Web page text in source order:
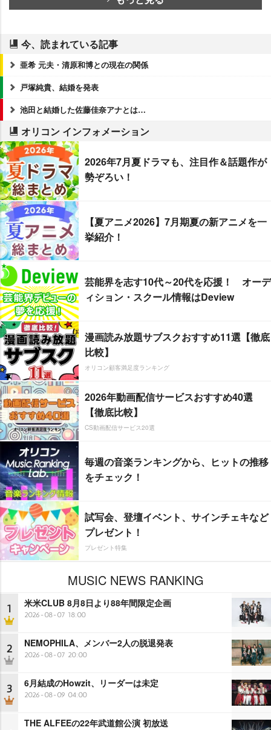
今、読まれている記事
亜希 元夫・清原和博との現在の関係
戸塚純貴、結婚を発表
池田と結婚した佐藤佳奈アナとは…
オリコン インフォメーション
2026年7月夏ドラマも、注目作＆話題作が
勢ぞろい！
【夏アニメ2026】7月期夏の新アニメを一
挙紹介！
芸能界を志す10代～20代を応援！ オーデ
ィション・スクール情報はDeview
漫画読み放題サブスクおすすめ11選【徹底
比較】
オリコン顧客満足度ランキング
2026年動画配信サービスおすすめ40選
【徹底比較】
CS動画配信サービス20選
毎週の音楽ランキングから、ヒットの推移
をチェック！
試写会、登壇イベント、サインチェキなど
プレゼント！
プレゼント特集
MUSIC NEWS RANKING
1 米米CLUB 8月8日より88年間限定企画
2026-08-07 18:00
2 NEMOPHILA、メンバー2人の脱退発表
2026-08-07 20:00
3 6月結成のHowzit、リーダーは未定
2026-08-09 04:00
THE ALFEEの22年武道館公演 初放送